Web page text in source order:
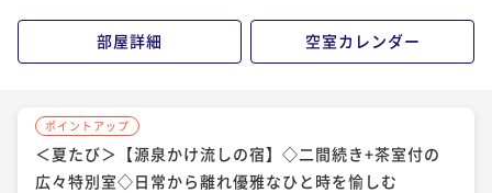
部屋詳細 空室カレンダー
ポイントアップ
＜夏たび＞【源泉かけ流しの宿】◇二間続き+茶室付の
広々特別室◇日常から離れ優雅なひと時を愉しむ